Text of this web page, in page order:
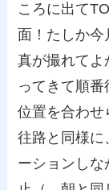
ころに出て
面！たしか
真が撮れてよ
ってきて順
位置を合わせ
往路と同様に
ーションし